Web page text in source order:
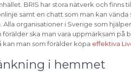
BRIS har stora nätverk och
samt en chatt som man kan vända
organisationer i Sverige som
ska man vara uppmärksam på
man som förälder köpa effektiva
i hemmet